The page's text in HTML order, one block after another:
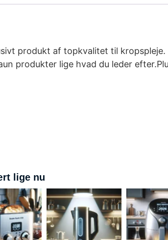
produkt af topkvalitet til
produkter lige hvad du leder
lige nu